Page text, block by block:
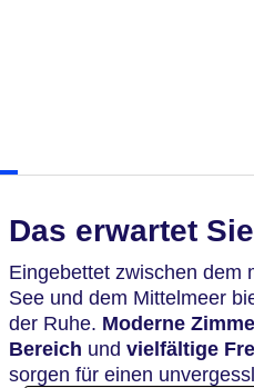
Das erwartet Sie
Eingebettet zwischen dem
See und dem Mittelmeer
der Ruhe. Moderne
Bereich und vielfältige
sorgen für einen